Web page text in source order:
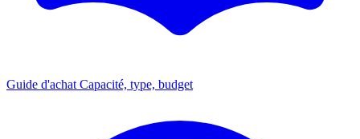
Guide d'achat Capacité, type, budget